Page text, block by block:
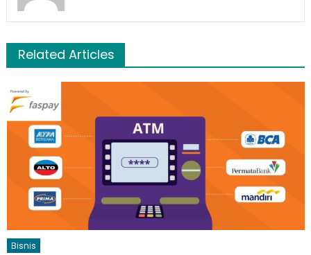
Related Articles
Bisnis